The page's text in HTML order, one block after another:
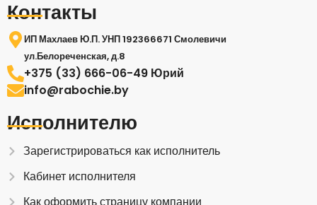
Контакты
ИП Махлаев Ю.П. УНП 192366671 Смолевичи
ул.Белореченская, д.8
+375 (33) 666-06-49 Юрий
info@rabochie.by
Исполнителю
Зарегистрироваться как исполнитель
Кабинет исполнителя